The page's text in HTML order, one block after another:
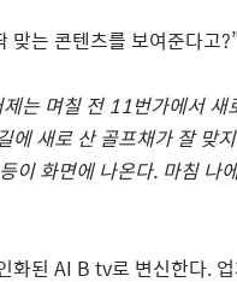
맞는 콘텐츠를 보여준다고?
제는 며칠 전11번가에서
에 새로 산 골프채가 잘 맞
이 화면에 나온다. 마침 나
화된 AI B tv로 변신한다.